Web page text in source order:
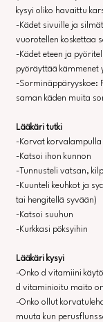
kysyi oliko havaittu
-Kädet sivuille ja
vuorotellen koskettaa
-Kädet eteen ja
pyöräyttää kämmenet
-Sorminäppäryyskoe:
saman käden muita
Lääkäri tutki
-Korvat korvalampulla
-Katsoi ihon kunnon
-Tunnusteli vatsan,
-Kuunteli keuhkot ja
tai hengitellä syvään)
-Katsoi suuhun
-Kurkkasi pöksyihin
Lääkäri kysyi
-Onko d vitamiini
d vitaminioitu maito
-Onko ollut
muuta kun